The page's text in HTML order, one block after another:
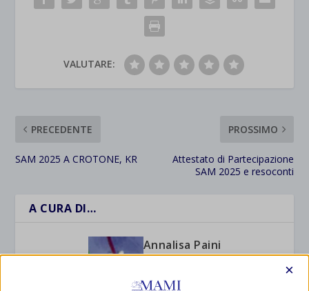
VALUTARE:
PRECEDENTE
SAM 2025 A CROTONE, KR
PROSSIMO
Attestato di Partecipazione
SAM 2025 e resoconti
A CURA DI…
Annalisa Paini
×